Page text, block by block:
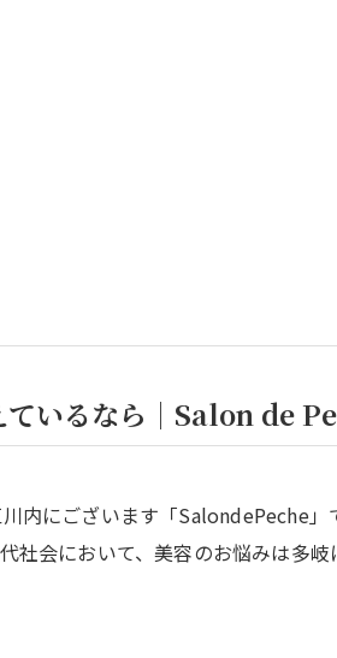
ているなら｜Salon de
内にございます「SalondePeche」
社会において、美容のお悩みは多